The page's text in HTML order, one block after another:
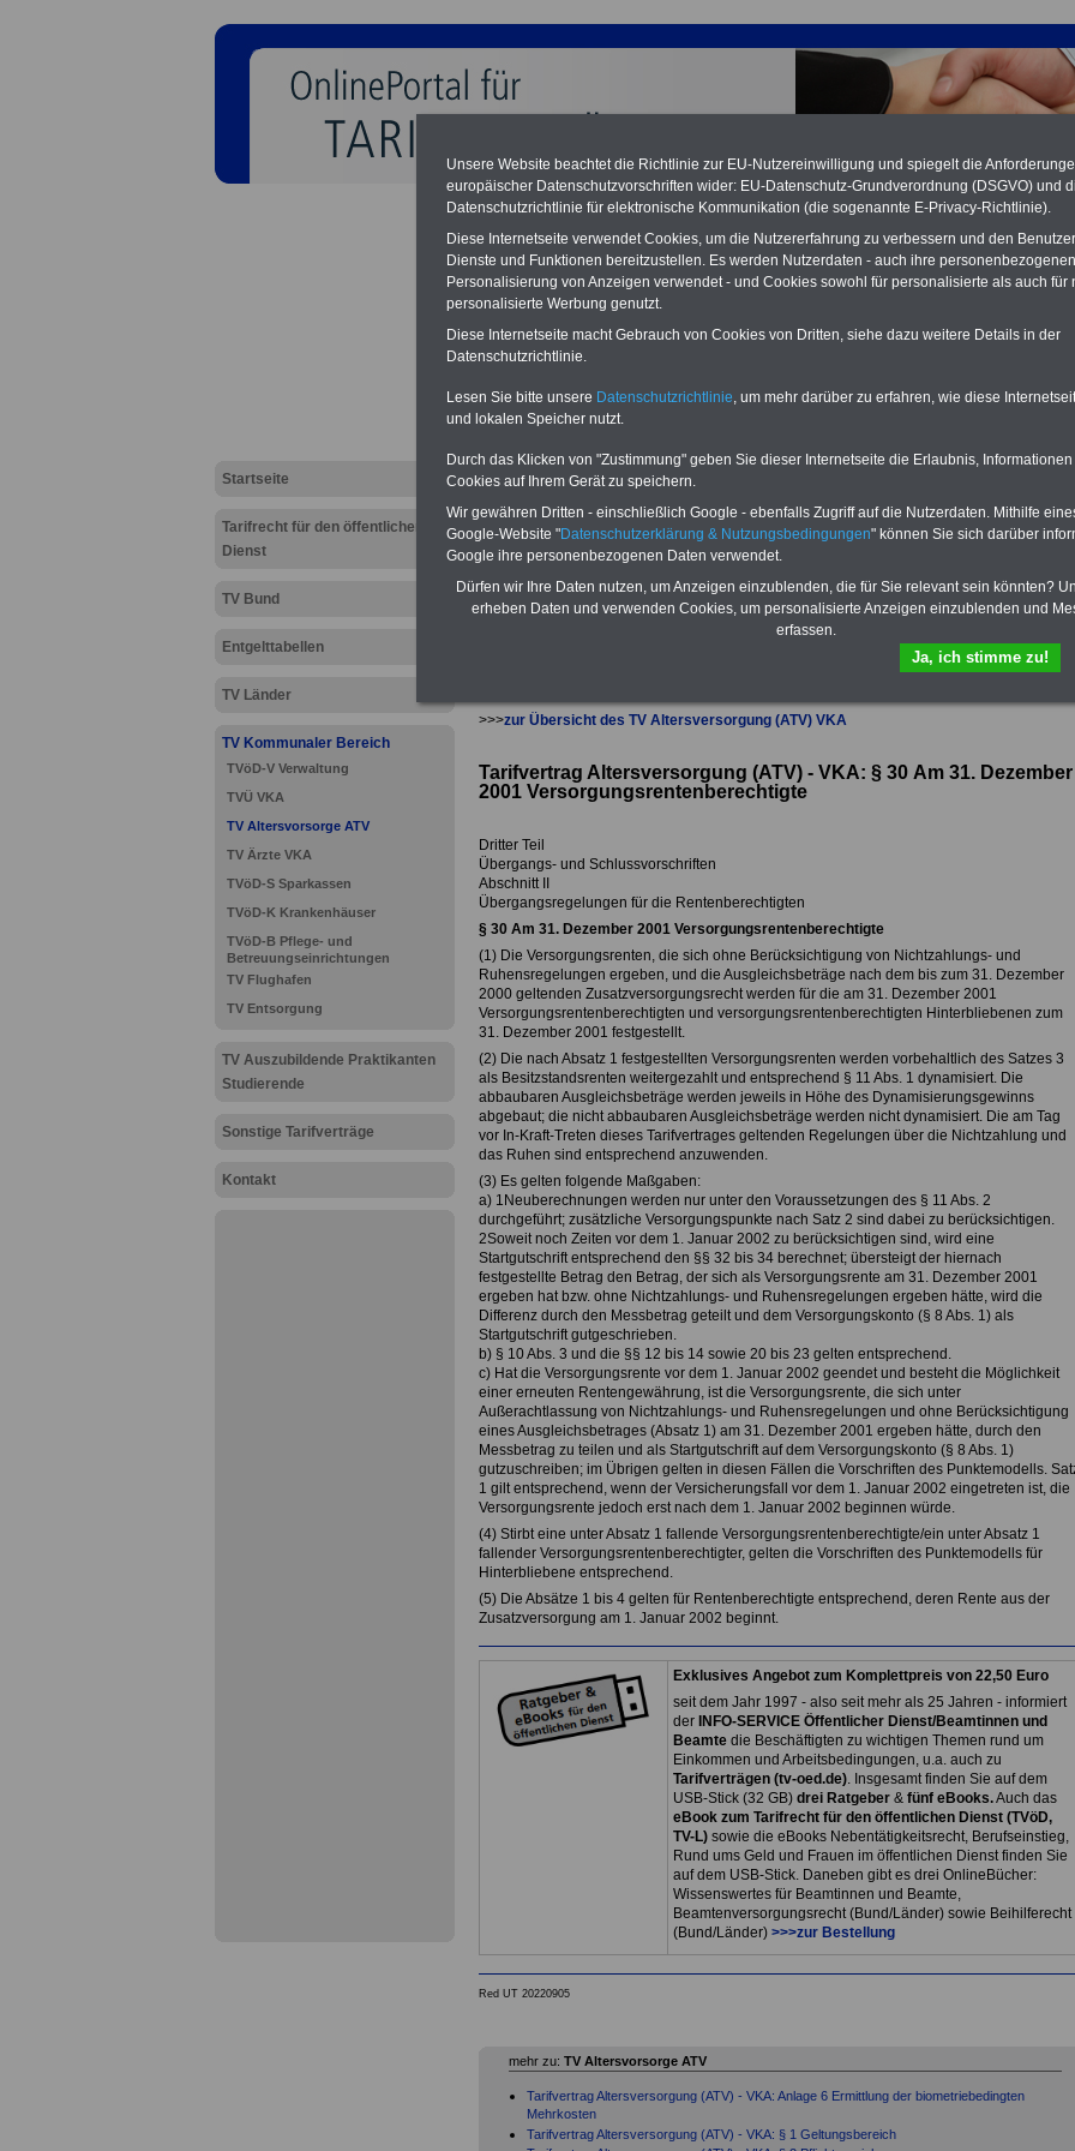
Startseite
Tarifrecht für den öffentlichen
Dienst
TV Bund
Entgelttabellen
TV Länder
TV Kommunaler Bereich
TVöD-V Verwaltung
TVÜ VKA
TV Altersvorsorge ATV
TV Ärzte VKA
TVöD-S Sparkassen
TVöD-K Krankenhäuser
TVöD-B Pflege- und
Betreuungseinrichtungen
TV Flughafen
TV Entsorgung
TV Auszubildende Praktikanten
Studierende
Sonstige Tarifverträge
Kontakt
2001 Versorgungsrentenberechtigte
Neu aufgelegt: Oktober 2025 PDF-SERVICE:15 Euro
von 12 Monaten bleiben Sie bei den
Tarifverträge für den öffentlichen
Dienst:
das
eBook Tarifrecht öffentlicher
Dienst (TVöD, TV-L)
10 Bücher bzw. eBooks zum
herunterladen, lesen und
ausdrucken.Mehr Infos
>>>zur Übersicht des TV Altersversorgung (ATV) VKA
Tarifvertrag Altersversorgung (ATV) - VKA: § 30 Am 31. Dezember
2001 Versorgungsrentenberechtigte
Dritter Teil
Übergangs- und Schlussvorschriften
Abschnitt II
Übergangsregelungen für die Rentenberechtigten
§ 30 Am 31. Dezember 2001 Versorgungsrentenberechtigte
(1) Die Versorgungsrenten, die sich ohne Berücksichtigung von Nichtzahlungs- und
Ruhensregelungen ergeben, und die Ausgleichsbeträge nach dem bis zum 31. Dezember
2000 geltenden Zusatzversorgungsrecht werden für die am 31. Dezember 2001
Versorgungsrentenberechtigten und versorgungsrentenberechtigten Hinterbliebenen zum
31. Dezember 2001 festgestellt.
(2) Die nach Absatz 1 festgestellten Versorgungsrenten werden vorbehaltlich des Satzes 3
als Besitzstandsrenten weitergezahlt und entsprechend § 11 Abs. 1 dynamisiert. Die
abbaubaren Ausgleichsbeträge werden jeweils in Höhe des Dynamisierungsgewinns
abgebaut; die nicht abbaubaren Ausgleichsbeträge werden nicht dynamisiert. Die am Tag
vor In-Kraft-Treten dieses Tarifvertrages geltenden Regelungen über die Nichtzahlung und
das Ruhen sind entsprechend anzuwenden.
(3) Es gelten folgende Maßgaben:
a) 1Neuberechnungen werden nur unter den Voraussetzungen des § 11 Abs. 2
durchgeführt; zusätzliche Versorgungspunkte nach Satz 2 sind dabei zu berücksichtigen.
2Soweit noch Zeiten vor dem 1. Januar 2002 zu berücksichtigen sind, wird eine
Startgutschrift entsprechend den §§ 32 bis 34 berechnet; übersteigt der hiernach
festgestellte Betrag den Betrag, der sich als Versorgungsrente am 31. Dezember 2001
ergeben hat bzw. ohne Nichtzahlungs- und Ruhensregelungen ergeben hätte, wird die
Differenz durch den Messbetrag geteilt und dem Versorgungskonto (§ 8 Abs. 1) als
Startgutschrift gutgeschrieben.
b) § 10 Abs. 3 und die §§ 12 bis 14 sowie 20 bis 23 gelten entsprechend.
c) Hat die Versorgungsrente vor dem 1. Januar 2002 geendet und besteht die Möglichkeit
einer erneuten Rentengewährung, ist die Versorgungsrente, die sich unter
Außerachtlassung von Nichtzahlungs- und Ruhensregelungen und ohne Berücksichtigung
eines Ausgleichsbetrages (Absatz 1) am 31. Dezember 2001 ergeben hätte, durch den
Messbetrag zu teilen und als Startgutschrift auf dem Versorgungskonto (§ 8 Abs. 1)
gutzuschreiben; im Übrigen gelten in diesen Fällen die Vorschriften des Punktemodells.
1 gilt entsprechend, wenn der Versicherungsfall vor dem 1. Januar 2002 eingetreten ist, die
Versorgungsrente jedoch erst nach dem 1. Januar 2002 beginnen würde.
(4) Stirbt eine unter Absatz 1 fallende Versorgungsrentenberechtigte/ein unter Absatz 1
fallender Versorgungsrentenberechtigter, gelten die Vorschriften des Punktemodells für
Hinterbliebene entsprechend.
(5) Die Absätze 1 bis 4 gelten für Rentenberechtigte entsprechend, deren Rente aus der
Zusatzversorgung am 1. Januar 2002 beginnt.
Exklusives Angebot zum Komplettpreis von 22,50 Euro
seit dem Jahr 1997 - also seit mehr als 25 Jahren - informiert
der INFO-SERVICE Öffentlicher Dienst/Beamtinnen und
Beamtedie Beschäftigten zu wichtigen Themen rund um
Einkommen und Arbeitsbedingungen, u.a. auch zu
Tarifverträgen (tv-oed.de). Insgesamt finden Sie auf dem
USB-Stick (32 GB) drei Ratgeber& fünf eBooks.Auch das
eBook zum Tarifrecht für den öffentlichen Dienst (TVöD,
TV-L)sowie die eBooks Nebentätigkeitsrecht, Berufseinstieg,
Rund ums Geld und Frauen im öffentlichen Dienst finden Sie
auf dem USB-Stick. Daneben gibt es drei OnlineBücher:
Wissenswertes für Beamtinnen und Beamte,
Beamtenversorgungsrecht (Bund/Länder) sowie Beihilferecht
(Bund/Länder) >>>zur Bestellung
Red UT 20220905
mehr zu: TV Altersvorsorge ATV
Tarifvertrag Altersversorgung (ATV) - VKA: Anlage 6 Ermittlung der biometriebedingten
Mehrkosten
Tarifvertrag Altersversorgung (ATV) - VKA: § 1 Geltungsbereich
Unsere Website beachtet die Richtlinie zur EU-Nutzereinwilligung und spiegelt die
europäischer Datenschutzvorschriften wider: EU-Datenschutz-Grundverordnung (DSGVO) und
Datenschutzrichtlinie für elektronische Kommunikation (die sogenannte E-Privacy-Richtlinie).
Diese Internetseite verwendet Cookies, um die Nutzererfahrung zu verbessern und den
Dienste und Funktionen bereitzustellen. Es werden Nutzerdaten - auch ihre
Personalisierung von Anzeigen verwendet - und Cookies sowohl für personalisierte als auch für
personalisierte Werbung genutzt.
Diese Internetseite macht Gebrauch von Cookies von Dritten, siehe dazu weitere Details in der
Datenschutzrichtlinie.
Lesen Sie bitte unsere Datenschutzrichtlinie, um mehr darüber zu erfahren, wie diese
und lokalen Speicher nutzt.
Durch das Klicken von "Zustimmung" geben Sie dieser Internetseite die Erlaubnis,
Cookies auf Ihrem Gerät zu speichern.
Wir gewähren Dritten - einschließlich Google - ebenfalls Zugriff auf die Nutzerdaten. Mithilfe
Google-Website "Datenschutzerklärung & Nutzungsbedingungen" können Sie sich darüber
Google ihre personenbezogenen Daten verwendet.
Dürfen wir Ihre Daten nutzen, um Anzeigen einzublenden, die für Sie relevant sein könnten?
erheben Daten und verwenden Cookies, um personalisierte Anzeigen einzublenden und
erfassen.
Ja, ich stimme zu!